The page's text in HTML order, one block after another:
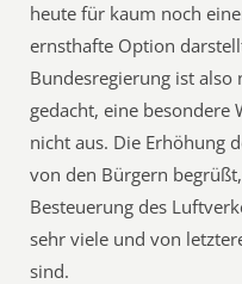
heute für kaum noch
ernsthafte Option
Bundesregierung ist also
gedacht, eine besondere
nicht aus. Die Erhöhung
von den Bürgern
Besteuerung des
sehr viele und von
sind.